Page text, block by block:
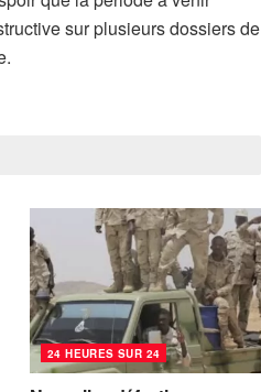
sur plusieurs dossiers de
24 HEURES SUR 24